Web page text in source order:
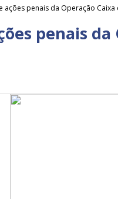
ações penais da Operação
penais